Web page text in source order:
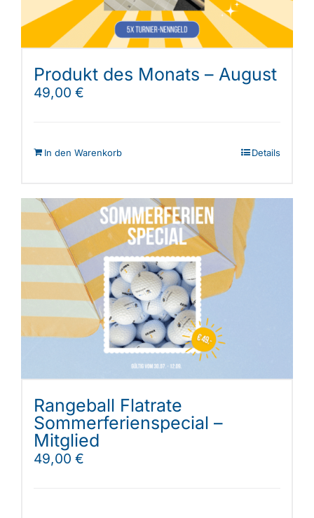
Produkt des Monats – August
49,00 €
In den Warenkorb Details
Rangeball Flatrate
Sommerferienspecial –
Mitglied
49,00 €